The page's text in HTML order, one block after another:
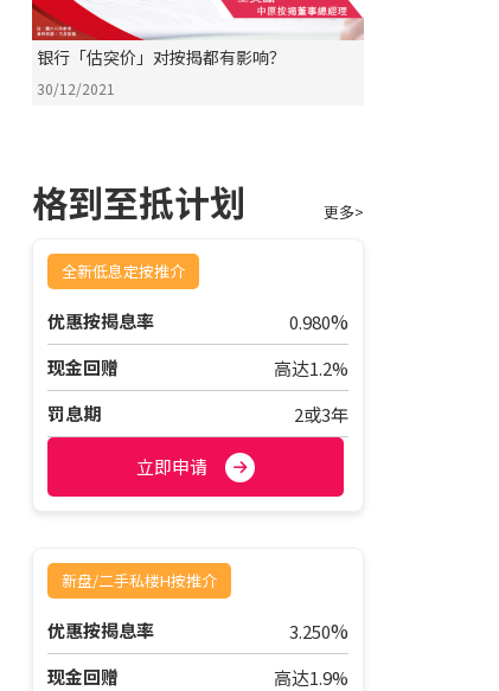
银行「估突价」对按揭都有影响？
30/12/2021
格到至抵计划 更多>
全新低息定按推介
优惠按揭息率 0.980%
现金回赠
高达1.2%
罚息期
2或3年
立即申请
新盘/二手私楼H按推介
优惠按揭息率 3.250%
现金回赠
高达1.9%